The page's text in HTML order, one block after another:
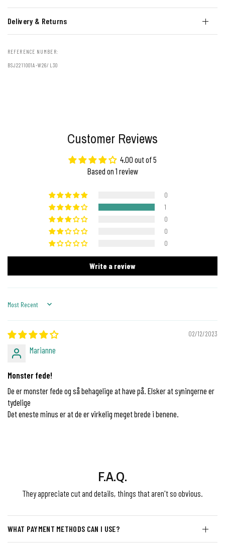
Delivery & Returns
REFERENCE NUMBER:
BSJ2211001A-W26/L30
Customer Reviews
4.00 out of 5
Based on 1 review
0
1
0
0
0
Write a review
Sort by
02/12/2023
Marianne
Monster fede!
De er monster fede og så behagelige at have på. Elsker at syningerne er
tydelige
Det eneste minus er at de er virkelig meget brede i benene.
F.A.Q.
They appreciate cut and details, things that aren't so obvious.
WHAT PAYMENT METHODS CAN I USE?